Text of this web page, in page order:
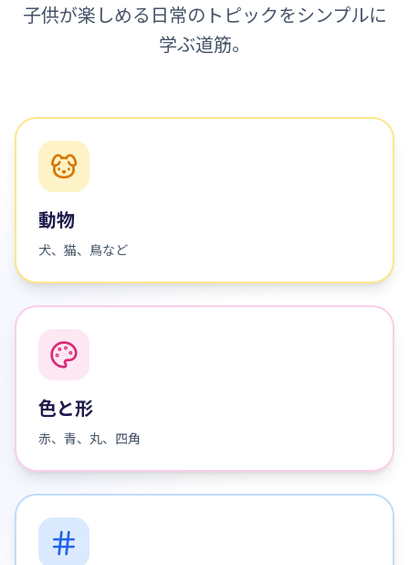
子供が楽しめる日常のトピックをシンプルに
学ぶ道筋。
動物
犬、猫、鳥など
色と形
赤、青、丸、四角